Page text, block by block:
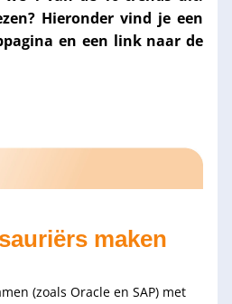
Hieronder vind je een
en een link naar de
maken
(zoals Oracle en SAP) met